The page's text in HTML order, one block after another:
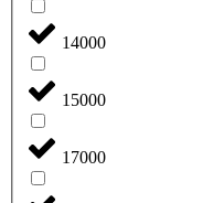
14000
15000
17000